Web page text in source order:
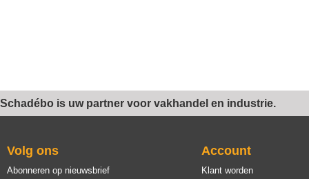
Schadébo is uw partner voor vakhandel en industrie.
Volg ons
Abonneren op nieuwsbrief
Account
Klant worden